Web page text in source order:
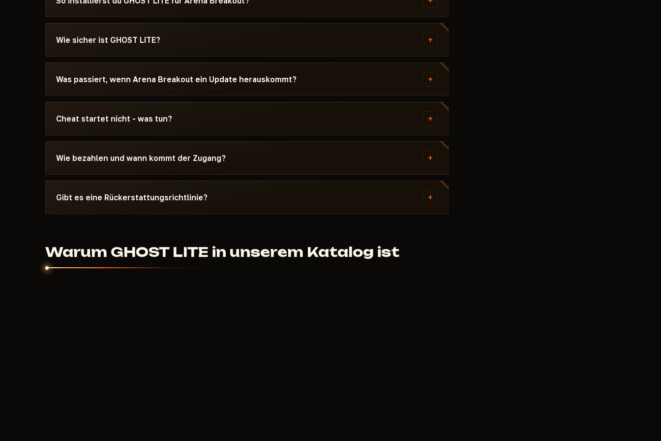
Nach der Zahlung erhältst du einen Download-Link und eine Anleitung speziell
für Arena Breakout - mit Angabe der benötigten Windows-Version, den Secure-
uns auf Discord oder Telegram, wir helfen dir.
Wie sicher ist GHOST LITE? +
Der Cheat wird auf dem aktuellen Patch von Arena Breakout vor der
Veröffentlichung. Den aktuellen Status siehst du auf der Karte - Undetected /
der Cheat bis zum Fix aus dem Verkauf genommen.
Was passiert, wenn Arena Breakout ein Update herauskommt? +
Wir aktualisieren den Cheat innerhalb von 24 Stunden. Das Abo wird eingefroren
- Tage verfallen nicht. Sobald der Fix fertig ist, erscheint der Cheat wieder.
Cheat startet nicht - was tun? +
Schreib uns auf Discord mit einer Beschreibung des Fehlers. Die meisten
Probleme sind in 15 Minuten gelöst: falscher Boot-Modus, Secure Boot,
von GHOST LITE.
Wie bezahlen und wann kommt der Zugang? +
Zahlung per Kryptowährung oder anonymen Zahlungssystemen. Der Zugang wird
automatisch nach Zahlungsbestätigung gewährt - normalerweise innerhalb
Gibt es eine Rückerstattungsrichtlinie? +
Warum GHOST LITE in unserem Katalog ist